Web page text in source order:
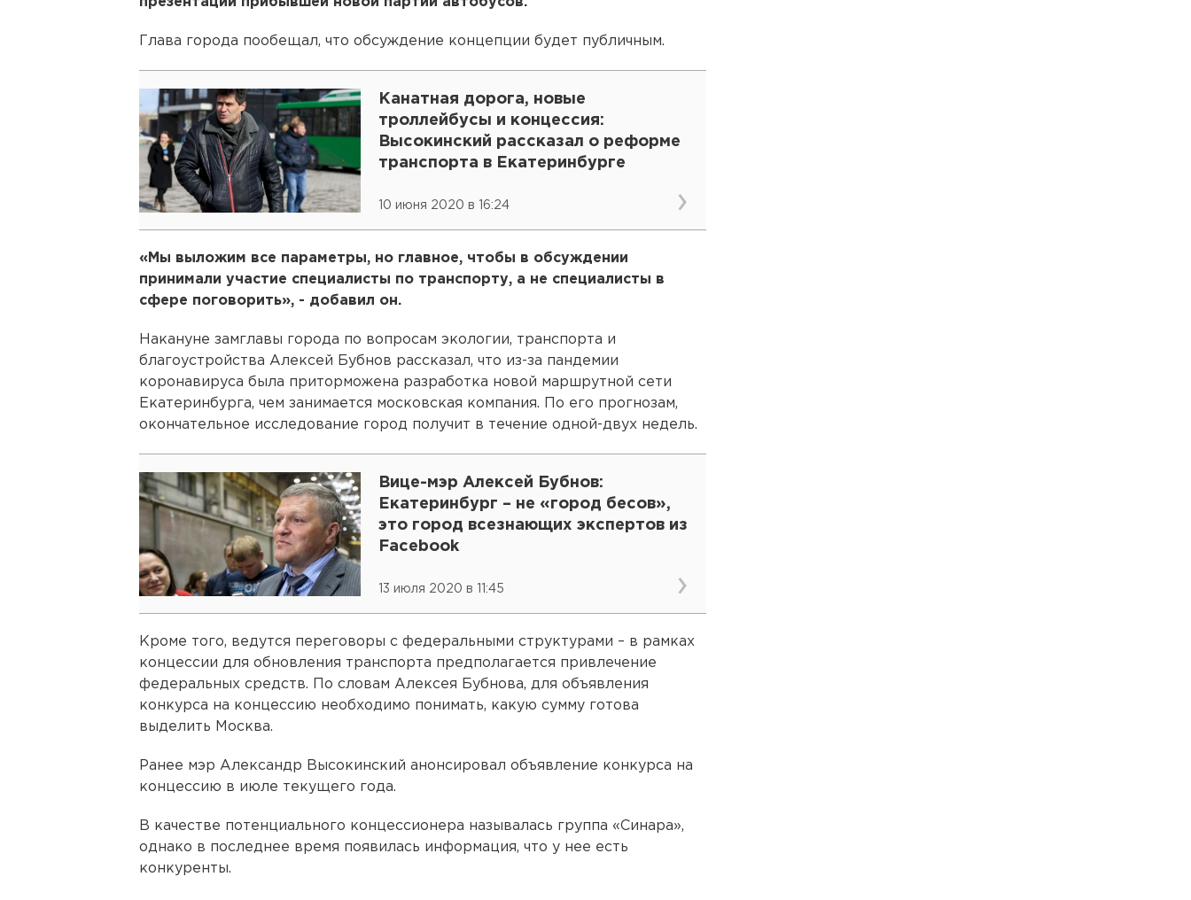
Глава города пообещал, что обсуждение концепции будет публичным.
Канатная дорога, новые
троллейбусы и концессия:
Высокинский рассказал о реформе
транспорта в Екатеринбурге
10 июня 2020 в 16:24
«Мы выложим все параметры, но главное, чтобы в обсуждении
принимали участие специалисты по транспорту, а не специалисты в
сфере поговорить», - добавил он.
Накануне замглавы города по вопросам экологии, транспорта и
благоустройства Алексей Бубнов рассказал, что из-за пандемии
коронавируса была приторможена разработка новой маршрутной сети
Екатеринбурга, чем занимается московская компания. По его прогнозам,
окончательное исследование город получит в течение одной-двух недель.
Вице-мэр Алексей Бубнов:
Екатеринбург – не «город бесов»,
это город всезнающих экспертов из
Facebook
13 июля 2020 в 11:45
Кроме того, ведутся переговоры с федеральными структурами – в рамках
концессии для обновления транспорта предполагается привлечение
федеральных средств. По словам Алексея Бубнова, для объявления
конкурса на концессию необходимо понимать, какую сумму готова
выделить Москва.
Ранее мэр Александр Высокинский анонсировал объявление конкурса на
концессию в июле текущего года.
В качестве потенциального концессионера называлась группа «Синара»,
однако в последнее время появилась информация, что у нее есть
конкуренты.